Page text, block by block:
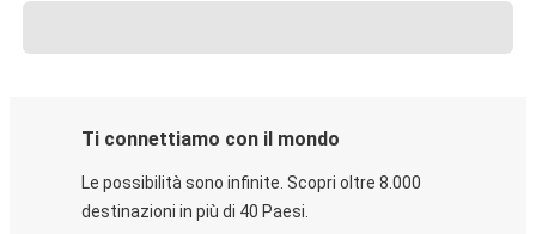
Ti connettiamo con il mondo
Le possibilità sono infinite. Scopri oltre 8.000
destinazioni in più di 40 Paesi.